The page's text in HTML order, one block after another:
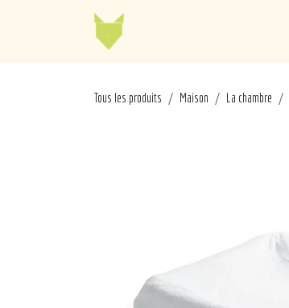
Tous les produits Maison La chambre